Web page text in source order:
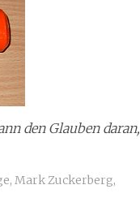
den Glauben daran,
, Mark Zuckerberg,